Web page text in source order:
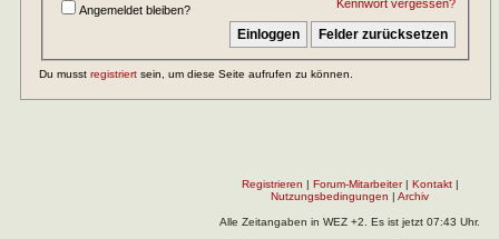
Kennwort vergessen?
Angemeldet bleiben?
Du musst registriert sein, um diese Seite aufrufen zu können.
Registrieren | Forum-Mitarbeiter| Kontakt|
Nutzungsbedingungen | Archiv
Alle Zeitangaben in WEZ +2. Es ist jetzt 07:43 Uhr.